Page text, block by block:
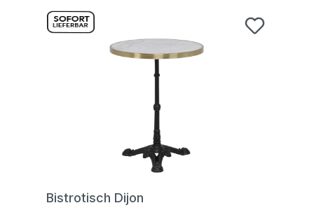
Bistrotisch Dijon